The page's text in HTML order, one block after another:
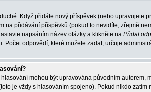
Když přidáte nový příspěvek (nebo upravujete
na přidávání příspěvků (pokud to nevidíte, zřejmě
napsáním název otázky a klikněte na Přidat
Počet odpovědí, které můžete zadat, určuje
mohou být upravována původním
je vždy s hlasováním spojeno). Pokud nikdo